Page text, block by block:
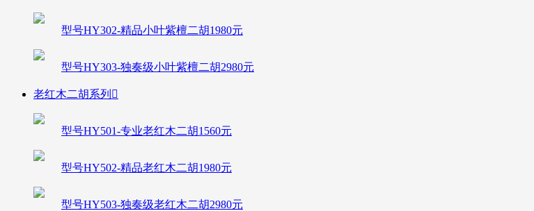
型号HY302-精品小叶紫檀二胡1980元
型号HY303-独奏级小叶紫檀二胡2980元
老红木二胡系列 
型号HY501-专业老红木二胡1560元
型号HY502-精品老红木二胡1980元
型号HY503-独奏级老红木二胡2980元